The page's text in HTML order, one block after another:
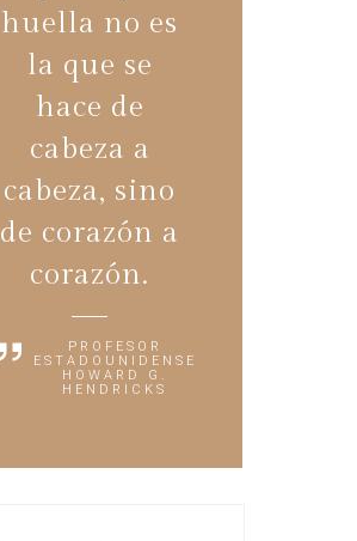
huella no es
la que se
hace de
cabeza a
cabeza, sino
de corazón a
corazón.
PROFESOR
ESTADOUNIDENSE
HOWARD G.
HENDRICKS